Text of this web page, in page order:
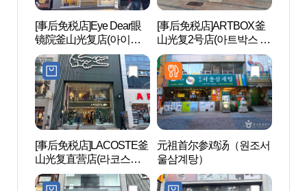
[事后免税店]Eye Dear眼
镜院釜山光复店(아이디
어 안경원 부산 광복점)
[事后免税店]ARTBOX釜
山光复2号店(아트박스 부
산광복2호점)
[事后免税店]LACOSTE釜
山光复直营店(라코스테
부산광복직영점)
元祖首尔参鸡汤（원조서
울삼계탕）